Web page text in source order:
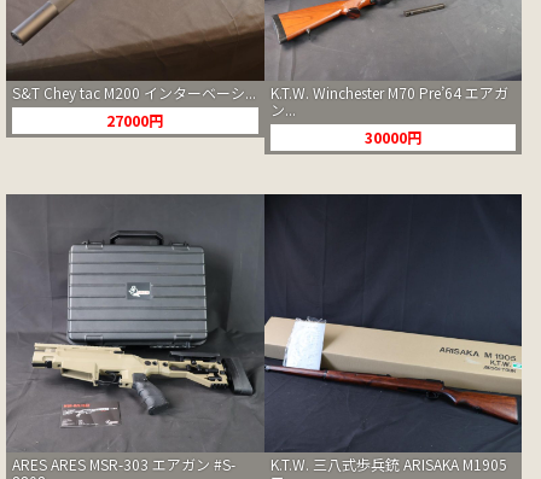
S&T Chey tac M200 インターベーシ...
27000円
K.T.W. Winchester M70 Pre’64 エアガ
ン...
30000円
ARES ARES MSR-303 エアガン #S-
K.T.W. 三八式歩兵銃 ARISAKA M1905